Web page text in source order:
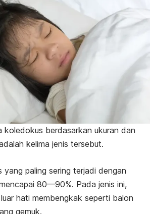
koledokus berdasarkan ukuran dan
kelima jenis tersebut.
yang paling sering terjadi dengan
80—90%. Pada jenis ini,
hati membengkak seperti balon
gemuk.